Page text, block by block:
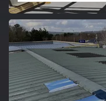
Charpentier 51